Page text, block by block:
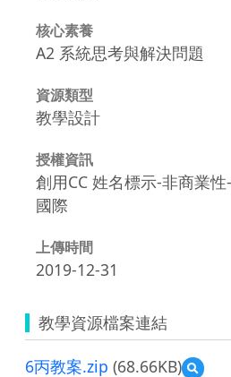
核心素養
A2 系統思考與解決問題
資源類型
教學設計
授權資訊
創用CC 姓名標示-非商業
國際
上傳時間
2019-12-31
教學資源檔案連結
6丙教案.zip (68.66KB)
預